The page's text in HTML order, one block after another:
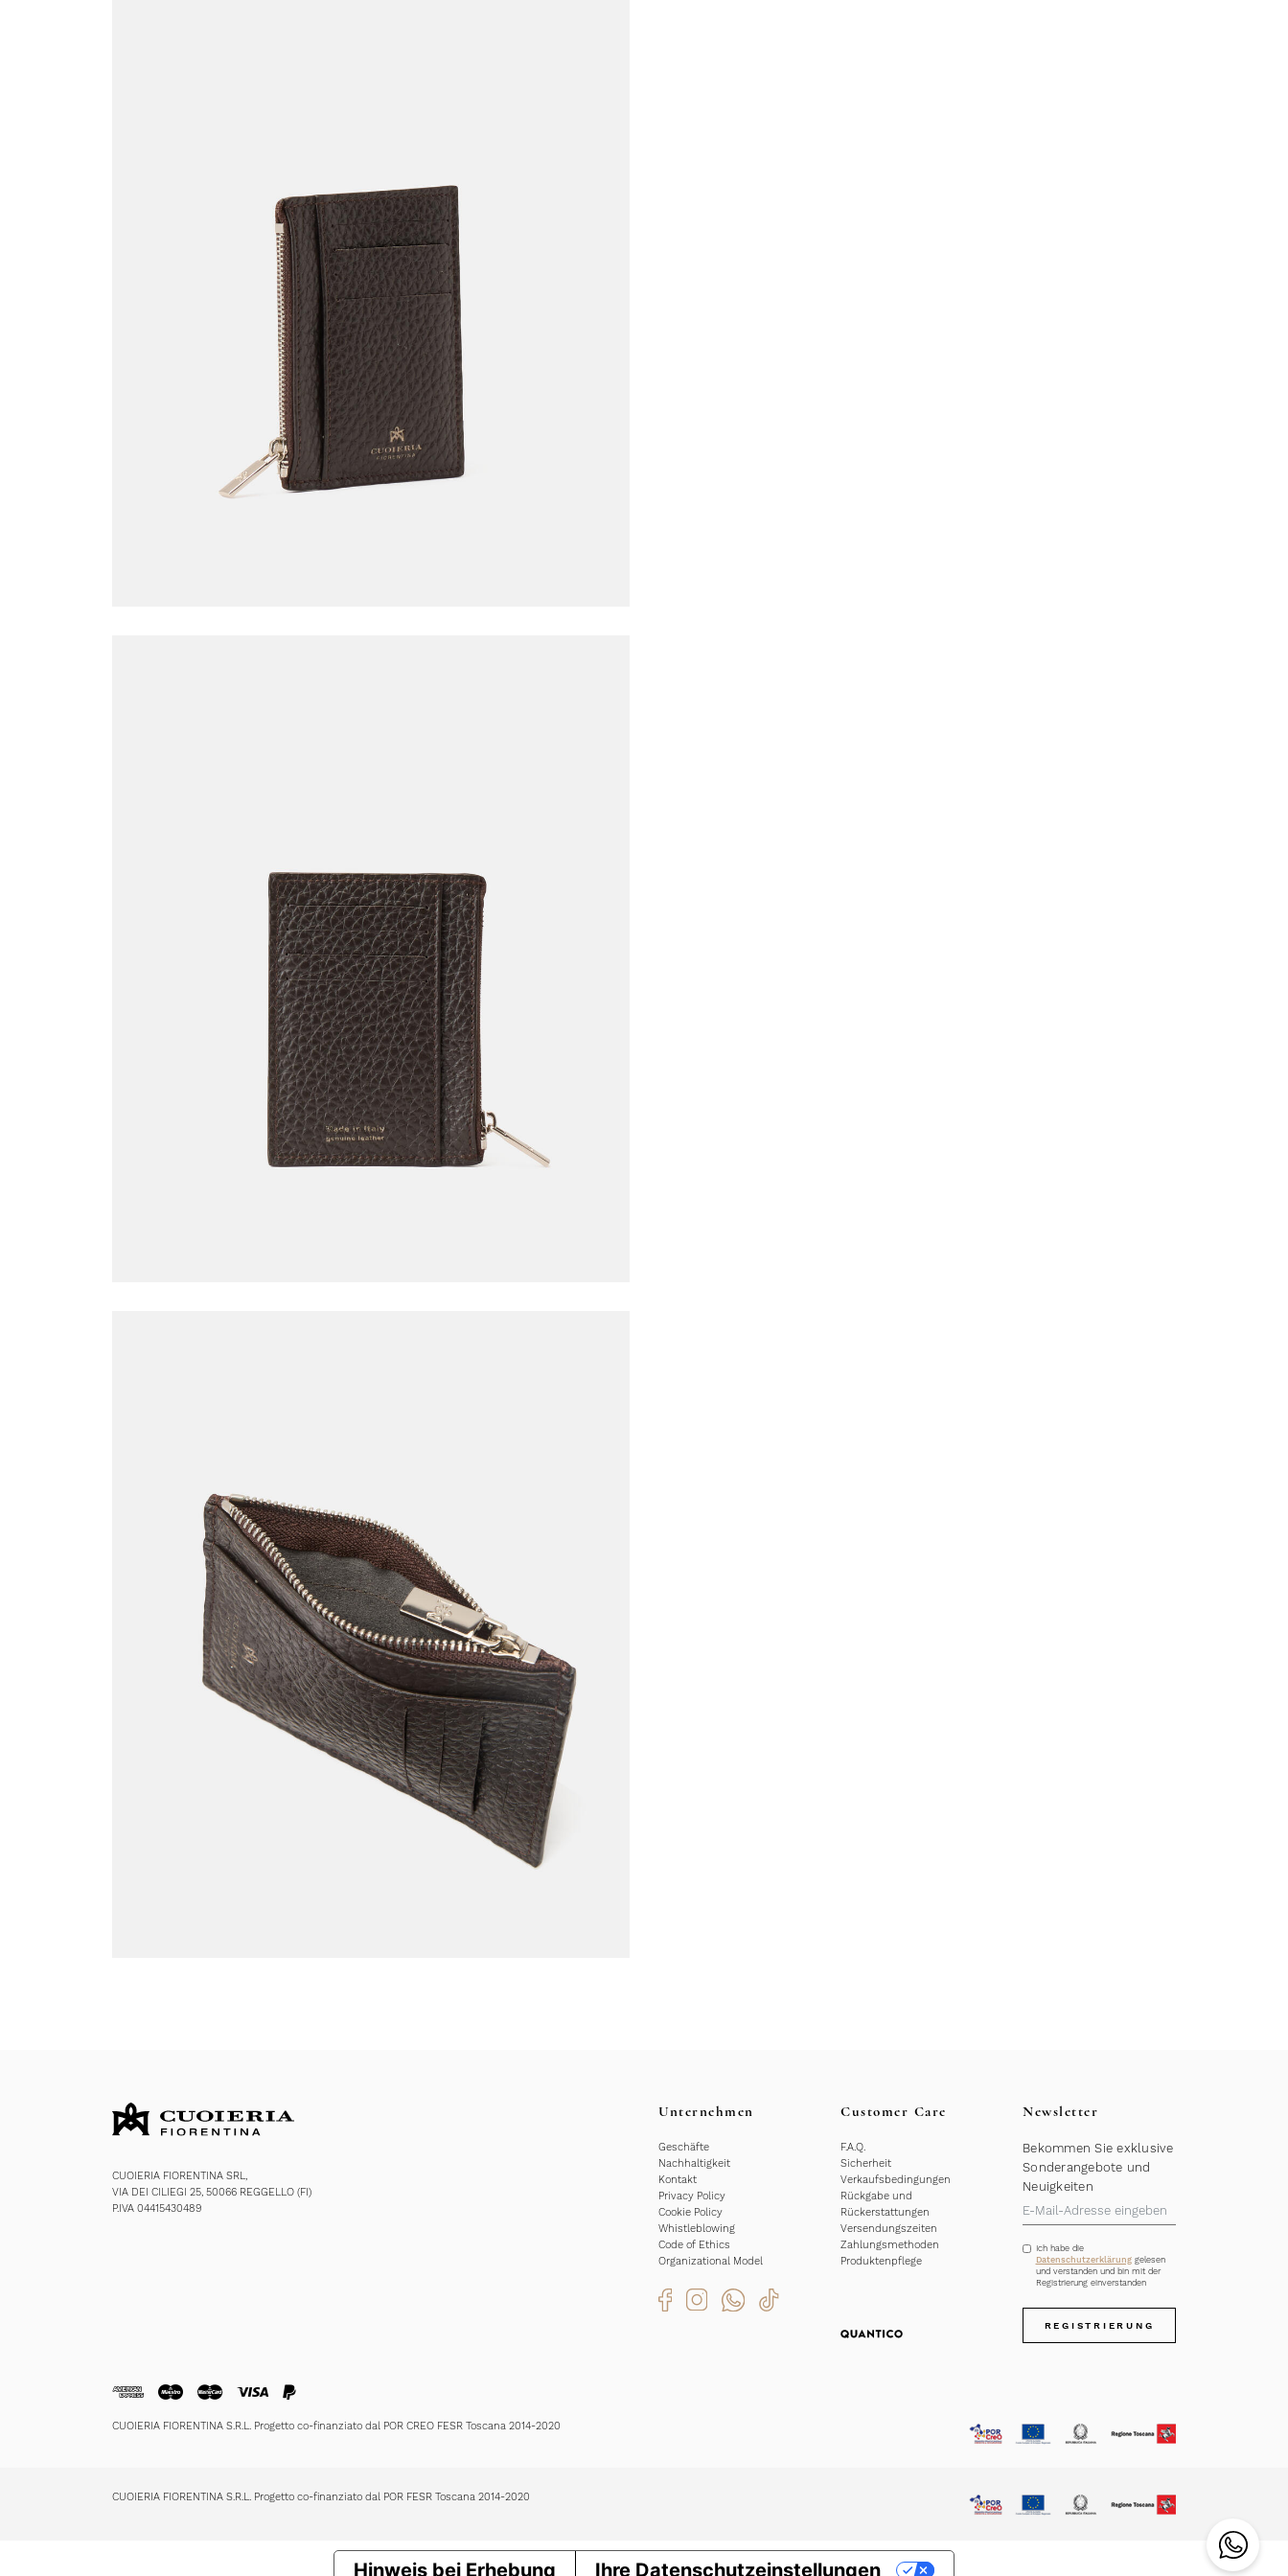
CUOIERIA FIORENTINA SRL,
VIA DEI CILIEGI 25, 50066 REGGELLO (FI)
P.IVA 04415430489
Unternehmen
Geschäfte
Nachhaltigkeit
Kontakt
Privacy Policy
Cookie Policy
Whistleblowing
Code of Ethics
Organizational Model
Customer Care
F.A.Q.
Sicherheit
Verkaufsbedingungen
Rückgabe und
Rückerstattungen
Versendungszeiten
Zahlungsmethoden
Produktenpflege
Newsletter
Bekommen Sie exklusive
Sonderangebote und
Neuigkeiten
Ich habe die
Datenschutzerklärunggelesen
und verstanden und bin mit der
Registrierung einverstanden
REGISTRIERUNG
CUOIERIA FIORENTINA S.R.L. Progetto co-finanziato dal POR CREO FESR Toscana 2014-2020
CUOIERIA FIORENTINA S.R.L. Progetto co-finanziato dal POR FESR Toscana 2014-2020
Hinweis bei Erhebung Ihre Datenschutzeinstellungen